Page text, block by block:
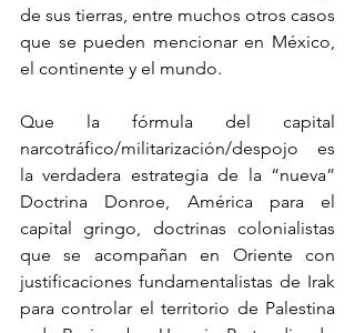
de sus tierras, entre muchos otros casos
que se pueden mencionar en México,
el continente y el mundo.
Que la fórmula del capital
narcotráfico/militarización/despojo es
la verdadera estrategia de la “nueva”
Doctrina Donroe, América para el
capital gringo, doctrinas colonialistas
que se acompañan en Oriente con
justificaciones fundamentalistas de Irak
para controlar el territorio de Palestina